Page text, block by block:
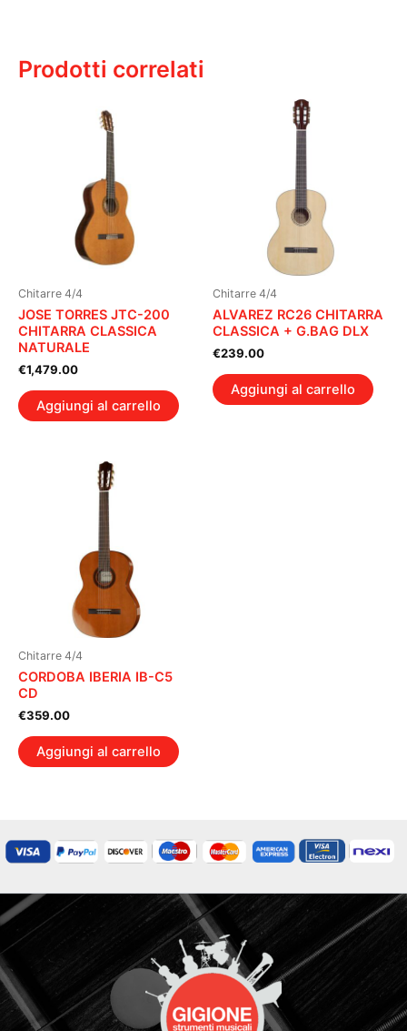
Prodotti correlati
Chitarre 4/4
JOSE TORRES JTC-200
CHITARRA CLASSICA
NATURALE
€1,479.00
Aggiungi al carrello
Chitarre 4/4
ALVAREZ RC26 CHITARRA
CLASSICA + G.BAG DLX
€239.00
Aggiungi al carrello
Chitarre 4/4
CORDOBA IBERIA IB-C5
CD
€359.00
Aggiungi al carrello